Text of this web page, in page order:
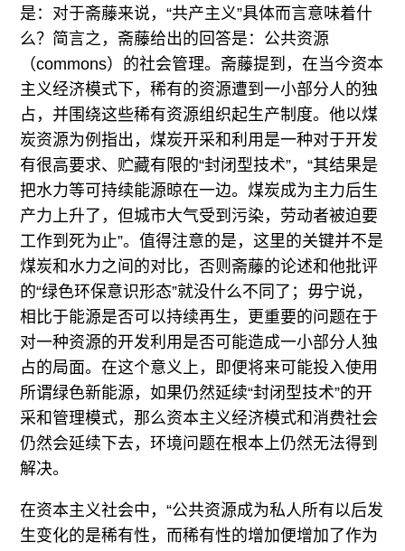
是：对于斋藤来说，“共产主义”具体而言意味着什
么？简言之，斋藤给出的回答是：公共资源
（commons）的社会管理。斋藤提到，在当今资本
主义经济模式下，稀有的资源遭到一小部分人的独
占，并围绕这些稀有资源组织起生产制度。他以煤
炭资源为例指出，煤炭开采和利用是一种对于开发
有很高要求、贮藏有限的“封闭型技术”，“其结果是
把水力等可持续能源晾在一边。煤炭成为主力后生
产力上升了，但城市大气受到污染，劳动者被迫要
工作到死为止”。值得注意的是，这里的关键并不是
煤炭和水力之间的对比，否则斋藤的论述和他批评
的“绿色环保意识形态”就没什么不同了；毋宁说，
相比于能源是否可以持续再生，更重要的问题在于
对一种资源的开发利用是否可能造成一小部分人独
占的局面。在这个意义上，即便将来可能投入使用
所谓绿色新能源，如果仍然延续“封闭型技术”的开
采和管理模式，那么资本主义经济模式和消费社会
仍然会延续下去，环境问题在根本上仍然无法得到
解决。
在资本主义社会中，“公共资源成为私人所有以后发
生变化的是稀有性，而稀有性的增加便增加了作为